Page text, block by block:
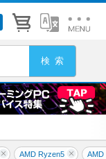
AMD Ryzen5 AMD